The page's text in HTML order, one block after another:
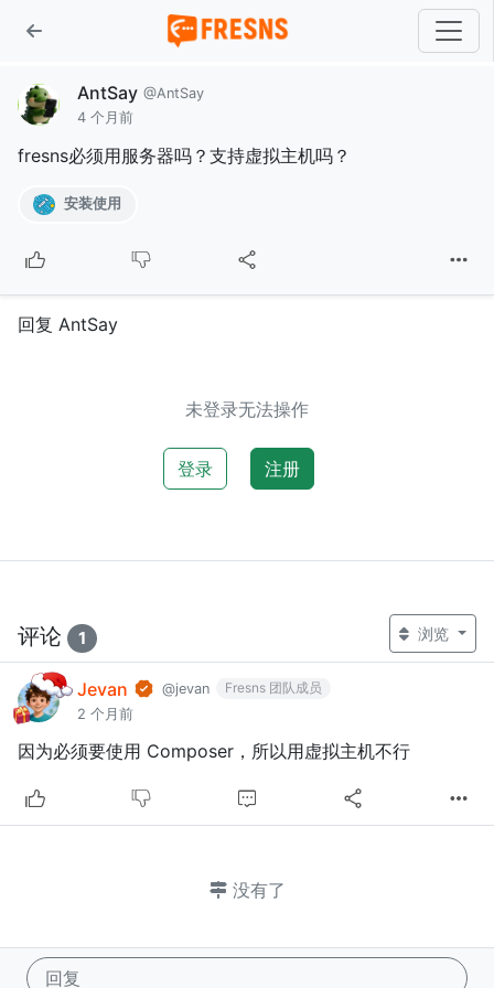
AntSay @AntSay
4 个月前
fresns必须用服务器吗？支持虚拟主机吗？
安装使用
回复
回复 AntSay
未登录无法操作
登录 注册
评论 1 浏览
Jevan @jevan
Fresns 团队成员
2 个月前
因为必须要使用 Composer，所以用虚拟主机不行
没有了